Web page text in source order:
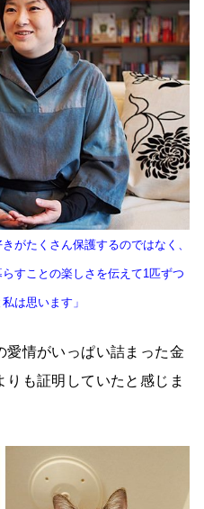
がたくさん保護するのではなく、
すことの楽しさを伝えて1匹ずつ
は思います」
愛情がいっぱい詰まった金
も証明していたと感じま